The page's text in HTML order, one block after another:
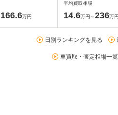
166.6万円
平均買取相場
14.6万円～236万円
日別ランキングを見る
車買取・査定相場一